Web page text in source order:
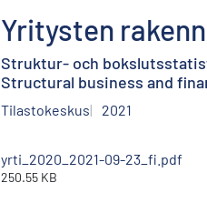
Yritysten
Struktur- och
Structural business and
Tilastokeskus 2021
yrti_2020_2021-09-23_fi.pdf
250.55 KB